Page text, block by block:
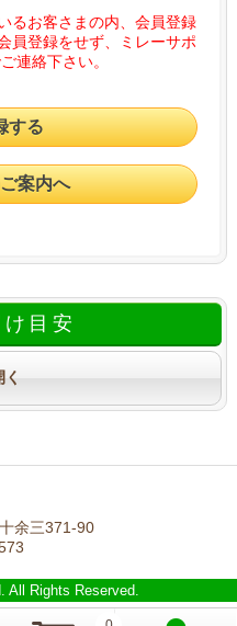
るお客さまの内、会員登録
員登録をせず、ミレーサポ
連絡下さい。
する
案内へ
目安
余三371-90
All Rights Reserved.